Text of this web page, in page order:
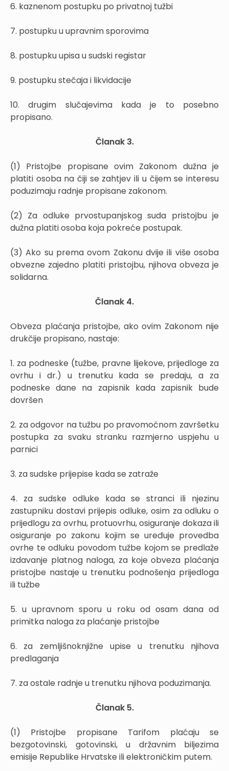
6. kaznenom postupku po privatnoj tužbi
7. postupku u upravnim sporovima
8. postupku upisa u sudski registar
9. postupku stečaja i likvidacije
10. drugim slučajevima kada je to posebno
propisano.
Članak 3.
(1) Pristojbe propisane ovim Zakonom dužna je
platiti osoba na čiji se zahtjev ili u čijem se interesu
poduzimaju radnje propisane zakonom.
(2) Za odluke prvostupanjskog suda pristojbu je
dužna platiti osoba koja pokreće postupak.
(3) Ako su prema ovom Zakonu dvije ili više osoba
obvezne zajedno platiti pristojbu, njihova obveza je
solidarna.
Članak 4.
Obveza plaćanja pristojbe, ako ovim Zakonom nije
drukčije propisano, nastaje:
1. za podneske (tužbe, pravne lijekove, prijedloge za
ovrhu i dr.) u trenutku kada se predaju, a za
podneske dane na zapisnik kada zapisnik bude
dovršen
2. za odgovor na tužbu po pravomoćnom završetku
postupka za svaku stranku razmjerno uspjehu u
parnici
3. za sudske prijepise kada se zatraže
4. za sudske odluke kada se stranci ili njezinu
zastupniku dostavi prijepis odluke, osim za odluku o
prijedlogu za ovrhu, protuovrhu, osiguranje dokaza ili
osiguranje po zakonu kojim se uređuje provedba
ovrhe te odluku povodom tužbe kojom se predlaže
izdavanje platnog naloga, za koje obveza plaćanja
pristojbe nastaje u trenutku podnošenja prijedloga
ili tužbe
5. u upravnom sporu u roku od osam dana od
primitka naloga za plaćanje pristojbe
6. za zemljišnoknjižne upise u trenutku njihova
predlaganja
7. za ostale radnje u trenutku njihova poduzimanja.
Članak 5.
(1) Pristojbe propisane Tarifom plaćaju se
bezgotovinski, gotovinski, u državnim biljezima
emisije Republike Hrvatske ili elektroničkim putem.